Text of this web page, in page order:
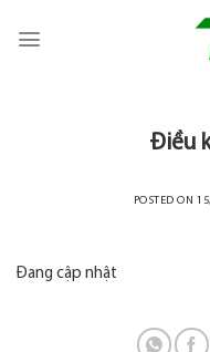
Điều
POSTED ON
Đang cập nhật